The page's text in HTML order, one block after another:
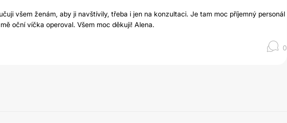
všem ženám, aby ji navštívily, třeba i jen na konzultaci. Je tam moc příjemný personál
oční víčka operoval. Všem moc děkuji! Alena.
0